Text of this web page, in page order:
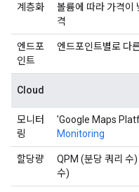
계층화
볼륨에 따라 가격이
격
엔드포
인트
엔드포인트별로 다
Cloud
모니터
링
'Google Maps
Monitoring
할당량
QPM (분당 쿼리 수)
수)